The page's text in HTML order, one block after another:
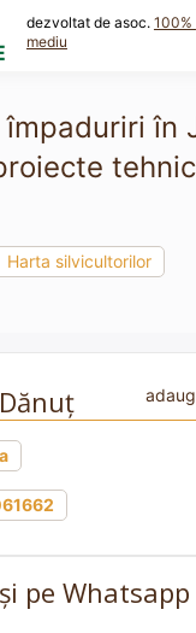
dezvoltat de asoc. 100%
mediu
în
Harta silvicultorilor
pe